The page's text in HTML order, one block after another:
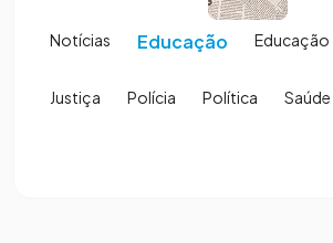
Notícias Educação Educação
Justiça Polícia Política Saúde